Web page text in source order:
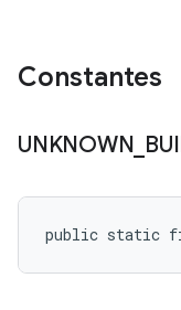
Constantes
UNKNOWN
public static